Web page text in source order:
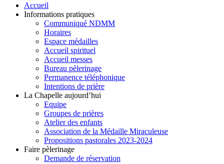
Accueil
Informations pratiques
Communiqué NDMM
Horaires
Espace médailles
Accueil spirituel
Accueil messes
Bureau pèlerinage
Permanence téléphonique
Intentions de prière
La Chapelle aujourd’hui
Equipe
Groupes de prières
Atelier des enfants
Association de la Médaille Miraculeuse
Propositions pastorales 2023-2024
Faire pèlerinage
Demande de réservation